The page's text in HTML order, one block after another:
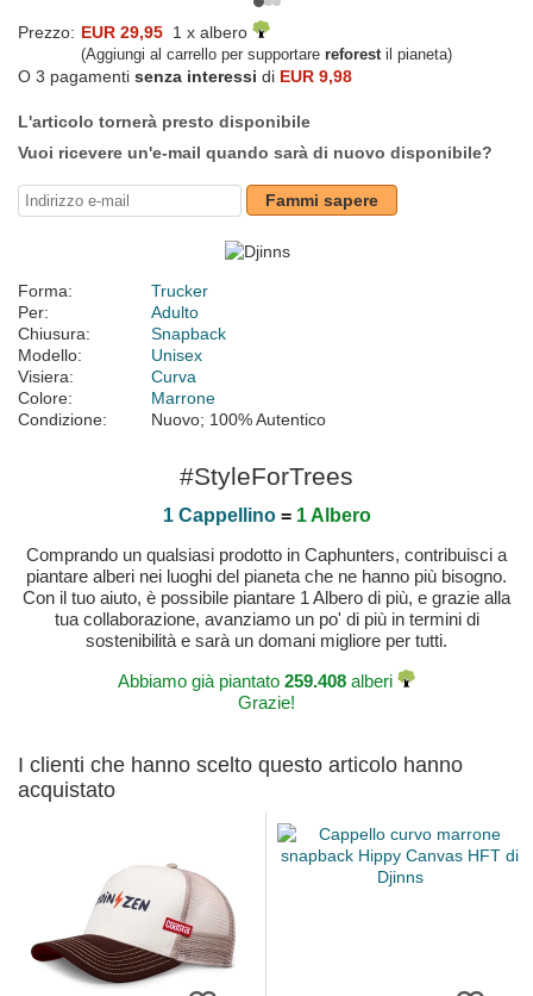
Prezzo: EUR 29,95 1 x albero
(Aggiungi al carrello per supportare reforestil pianeta)
O 3 pagamenti senza interessi di EUR 9,98
L'articolo tornerà presto disponibile
Vuoi ricevere un'e-mail quando sarà di nuovo disponibile?
Fammi sapere
Forma:
Trucker
Per:
Adulto
Chiusura:
Snapback
Modello:
Unisex
Visiera:
Curva
Colore:
Marrone
Condizione:
Nuovo; 100% Autentico
#StyleForTrees
1 Cappellino= 1 Albero
Comprando un qualsiasi prodotto in Caphunters, contribuisci a
piantare alberi nei luoghi del pianeta che ne hanno più bisogno.
Con il tuo aiuto, è possibile piantare 1 Albero di più, e grazie alla
tua collaborazione, avanziamo un po' di più in termini di
sostenibilità e sarà un domani migliore per tutti.
Abbiamo già piantato 259.408 alberi
Grazie!
I clienti che hanno scelto questo articolo hanno
acquistato